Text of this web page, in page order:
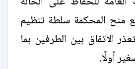
منح المحكمة سلطة تنظيم
الاتفاق بين الطرفين بما
أولًا.